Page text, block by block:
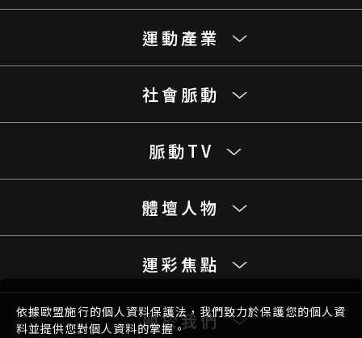
運動產業
社會脈動
脈動TV
體壇人物
運彩焦點
關於我們
依據歐盟施行的個人資料保護法，我們致力於保護您的個人資
料並提供您對個人資料的掌握。